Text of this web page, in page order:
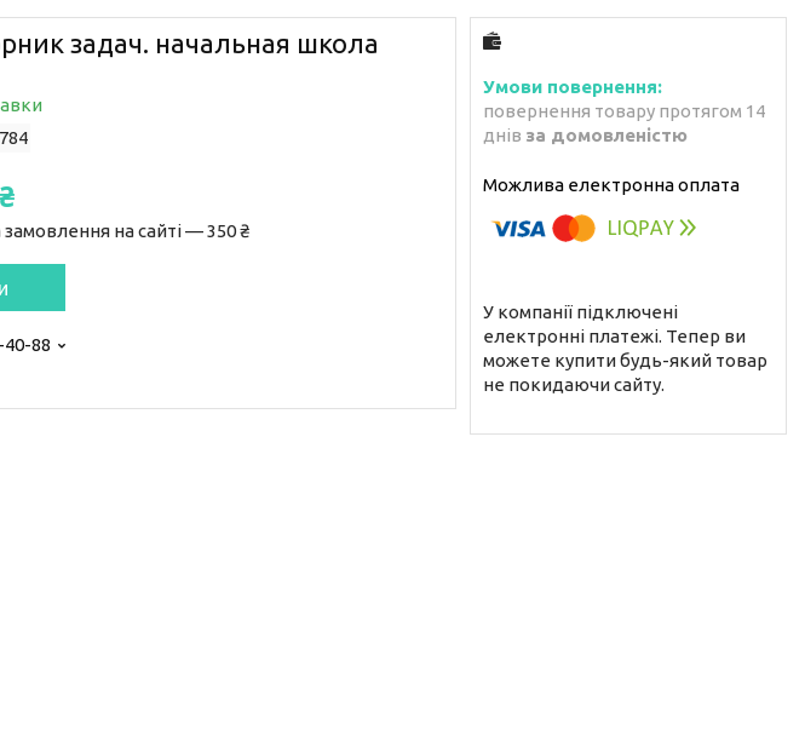
задач. начальная школа
замовлення на сайті — 350 ₴
40-88
повернення товару протягом 14
днів за домовленістю
У компанії підключені
електронні платежі. Тепер ви
можете купити будь-який товар
не покидаючи сайту.